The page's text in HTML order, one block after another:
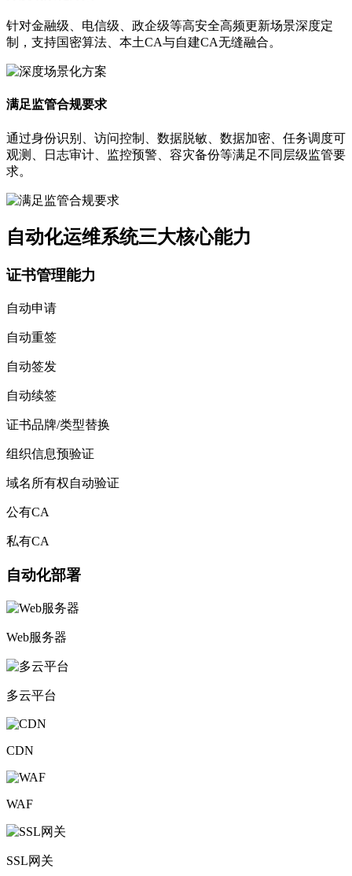
针对金融级、电信级、政企级等高安全高频更新场景深度定
制，支持国密算法、本土CA与自建CA无缝融合。
满足监管合规要求
通过身份识别、访问控制、数据脱敏、数据加密、任务调度可
观测、日志审计、监控预警、容灾备份等满足不同层级监管要
求。
自动化运维系统三大核心能力
证书管理能力
自动申请
自动重签
自动签发
自动续签
证书品牌/类型替换
组织信息预验证
域名所有权自动验证
公有CA
私有CA
自动化部署
Web服务器
多云平台
CDN
WAF
SSL网关